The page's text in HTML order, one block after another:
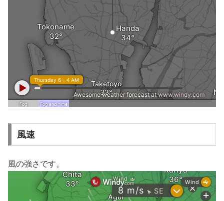
風速
風の強さです。